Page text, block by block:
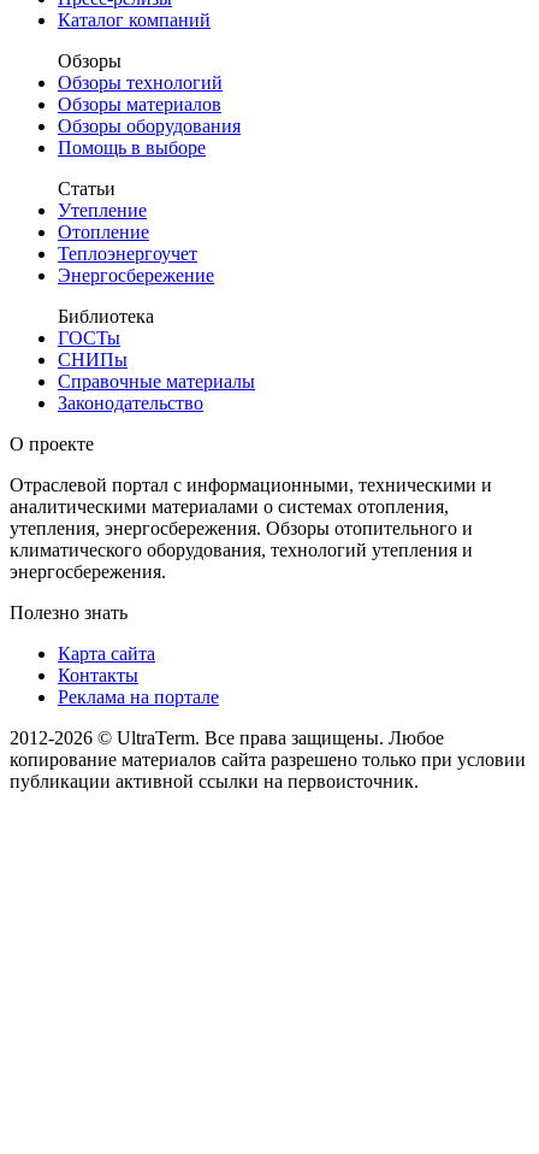
Каталог компаний
Обзоры
Обзоры технологий
Обзоры материалов
Обзоры оборудования
Помощь в выборе
Статьи
Утепление
Отопление
Теплоэнергоучет
Энергосбережение
Библиотека
ГОСТы
СНИПы
Справочные материалы
Законодательство
О проекте
Отраслевой портал с информационными, техническими и
аналитическими материалами о системах отопления,
утепления, энергосбережения. Обзоры отопительного и
климатического оборудования, технологий утепления и
энергосбережения.
Полезно знать
Карта сайта
Контакты
Реклама на портале
2012-2026 © UltraTerm. Все права защищены. Любое
копирование материалов сайта разрешено только при условии
публикации активной ссылки на первоисточник.